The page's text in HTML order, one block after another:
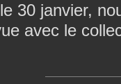
30 janvier,
avec le